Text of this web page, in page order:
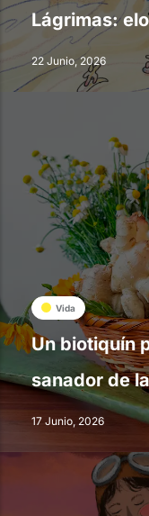
Lágrimas:
22 Junio, 2026
Vida
Un biotiquín
sanador de
17 Junio, 2026